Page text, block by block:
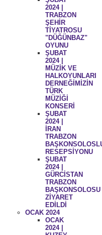
2024 |
TRABZON
ŞEHİR
TİYATROSU
"DÜĞÜNBAZ"
OYUNU
ŞUBAT
2024 |
MÜZİK VE
HALKOYUNLARI
DERNEĞİMİZİN
TÜRK
MÜZİĞİ
KONSERİ
ŞUBAT
2024 |
İRAN
TRABZON
RESEPSİYONU
ŞUBAT
2024 |
GÜRCİSTAN
TRABZON
BAŞKONSOLOSU
ZİYARET
EDİLDİ
OCAK 2024
OCAK
2024 |